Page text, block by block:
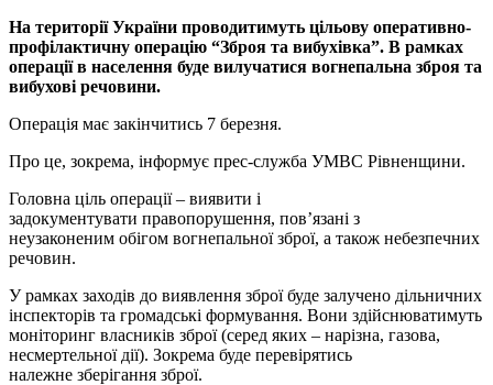
На території України проводитимуть цільову оперативно-
профілактичну операцію “Зброя та вибухівка”. В рамках
операції в населення буде вилучатися вогнепальна зброя та
вибухові речовини.
Операція має закінчитись 7 березня.
Про це, зокрема, інформує прес-служба УМВС Рівненщини.
Головна ціль операції – виявити і
задокументувати правопорушення, пов’язані з
неузаконеним обігом вогнепальної зброї, а також небезпечних
речовин.
У рамках заходів до виявлення зброї буде залучено дільничних
інспекторів та громадські формування. Вони здійснюватимуть
моніторинг власників зброї (серед яких – нарізна, газова,
несмертельної дії). Зокрема буде перевірятись
належне зберігання зброї.